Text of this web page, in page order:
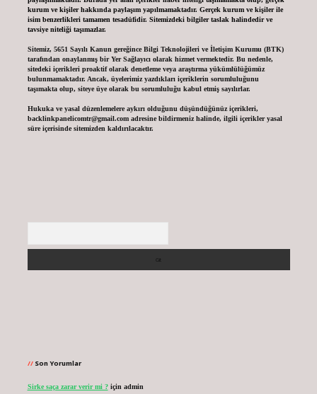
kurum ve kişiler hakkında paylaşım yapılmamaktadır. Gerçek kurum ve kişiler ile
isim benzerlikleri tamamen tesadüfidir. Sitemizdeki bilgiler taslak halindedir ve
tavsiye niteliği taşımazlar.
Sitemiz, 5651 Sayılı Kanun gereğince Bilgi Teknolojileri ve İletişim Kurumu (BTK)
tarafından onaylanmış bir Yer Sağlayıcı olarak hizmet vermektedir. Bu nedenle,
sitedeki içerikleri proaktif olarak denetleme veya araştırma yükümlülüğümüz
bulunmamaktadır. Ancak, üyelerimiz yazdıkları içeriklerin sorumluluğunu
taşımakta olup, siteye üye olarak bu sorumluluğu kabul etmiş sayılırlar.
Hukuka ve yasal düzenlemelere aykırı olduğunu düşündüğünüz içerikleri,
backlinkpanelicomtr@gmail.comadresine bildirmeniz halinde, ilgili içerikler yasal
süre içerisinde sitemizden kaldırılacaktır.
Son Yorumlar
Sirke saça zarar verir mi ?için admin